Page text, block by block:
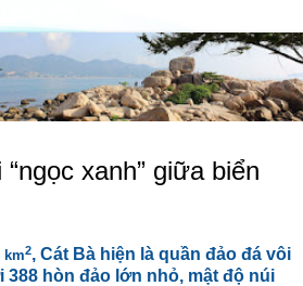
xanh” giữa biển
km2, Cát Bà hiện là quần đảo đá vôi
388 hòn đảo lớn nhỏ, mật độ núi